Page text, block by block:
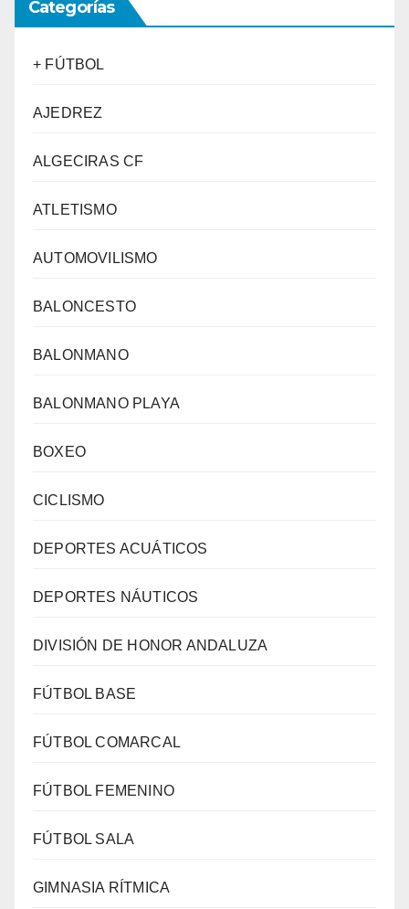
Categorías
+ FÚTBOL
AJEDREZ
ALGECIRAS CF
ATLETISMO
AUTOMOVILISMO
BALONCESTO
BALONMANO
BALONMANO PLAYA
BOXEO
CICLISMO
DEPORTES ACUÁTICOS
DEPORTES NÁUTICOS
DIVISIÓN DE HONOR ANDALUZA
FÚTBOL BASE
FÚTBOL COMARCAL
FÚTBOL FEMENINO
FÚTBOL SALA
GIMNASIA RÍTMICA